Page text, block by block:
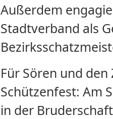
Außerdem
Stadtverband als
Für Sören und
Schützenfest: Am
in der